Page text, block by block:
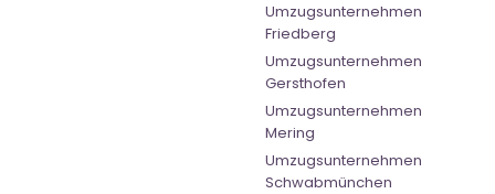
Umzugsunternehmen
Friedberg
Umzugsunternehmen
Gersthofen
Umzugsunternehmen
Mering
Umzugsunternehmen
Schwabmünchen